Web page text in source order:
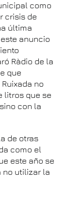
como
crisis de
última
anuncio
Ràdio de la
que
no
litros que se
con la
de otras
como el
este año se
no utilizar la